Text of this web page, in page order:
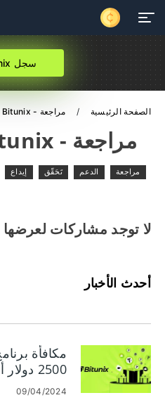
سجل Bitunix
الصفحة الرئيسية مراجعة - Bitunix
مراجعة - Bitunix
مراجعة الدعم تَحَقّق إيداع
لا توجد مشاركات لعرضها
أحدث الأخبار
2500 دولار أمريكي
09/04/2024